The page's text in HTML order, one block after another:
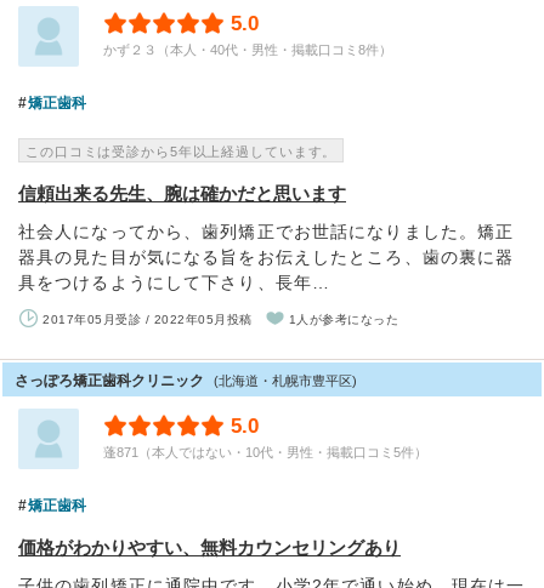
5.0
かず２３（本人・40代・男性・掲載口コミ8件）
矯正歯科
この口コミは受診から5年以上経過しています。
信頼出来る先生、腕は確かだと思います
社会人になってから、歯列矯正でお世話になりました。矯正
器具の見た目が気になる旨をお伝えしたところ、歯の裏に器
具をつけるようにして下さり、長年…
2017年05月受診 / 2022年05月投稿 1人が参考になった
さっぽろ矯正歯科クリニック (北海道・札幌市豊平区)
5.0
蓬871（本人ではない・10代・男性・掲載口コミ5件）
矯正歯科
価格がわかりやすい、無料カウンセリングあり